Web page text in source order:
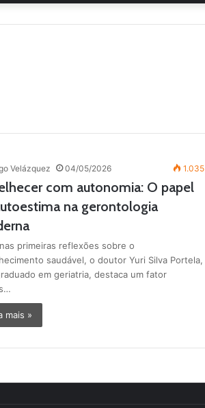
Velázquez 04/05/2026 1.035
com autonomia: O papel
na gerontologia
primeiras reflexões sobre o
saudável, o doutor Yuri Silva Portela,
em geriatria, destaca um fator
mais »